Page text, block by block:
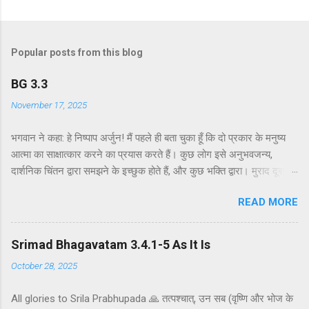
Popular posts from this blog
BG 3.3
November 17, 2025
भगवान ने कहा: हे निष्पाप अर्जुन! मैं पहले ही बता चुका हूँ कि दो प्रकार के मनुष्य
आत्मा का साक्षात्कार करने का प्रयास करते हैं। कुछ लोग इसे अनुभवजन्य,
दार्शनिक चिंतन द्वारा समझने के इच्छुक होते हैं, और कुछ भक्ति द्वारा। मुराद दूसरे
कर्मयोग या बुद्धियोग। इस श्लोक में भगवान इसे और भी स्पष्ट रूप से समझाते हैं।
सांख्ययोग, अर्थात् आत्मा और पदार्थ की प्रकृति का विश्लेषणात्मक अध्ययन, उन
लोगों के लिए विषय है जो प्रयोगात्मक ज्ञान और दर्शन द्वारा अनुमान लगाने और
समझने के इच्छुक हैं। दूसरे वर्ग के लोग कृष्णभावनामृत में कर्म करते हैं, जैसा कि
दूसरे अध्याय के इकसठवें श्लोक में बताया गया है। भगवान ने उनतीसवें श्लोक में भी
कर्म के बंधनों से मुक्त हो सकता है; और इसके अतिरिक्त, इस प्रक्रिया में कोई दोष
READ MORE
Srimad Bhagavatam 3.4.1-5 As It Is
October 28, 2025
All glories to Srila Prabhupada 🙏 तत्पश्चात्, उन सब (वृष्णि और भोज के